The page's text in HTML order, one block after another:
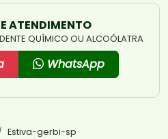
ATENDIMENTO
QUÍMICO OU ALCOÓLATRA
WhatsApp
Estiva-gerbi-sp